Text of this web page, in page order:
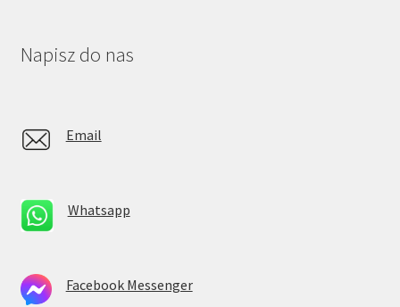
Napisz do nas
Email
Whatsapp
Facebook Messenger